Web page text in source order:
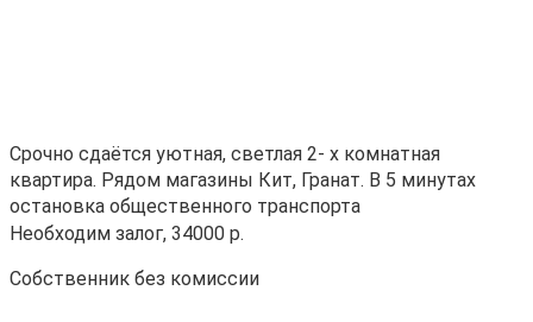
Срочно сдаётся уютная, светлая 2- х комнатная
квартира. Рядом магазины Кит, Гранат. В 5 минутах
остановка общественного транспорта
Необходим залог, 34000 р.
Собственник без комиссии